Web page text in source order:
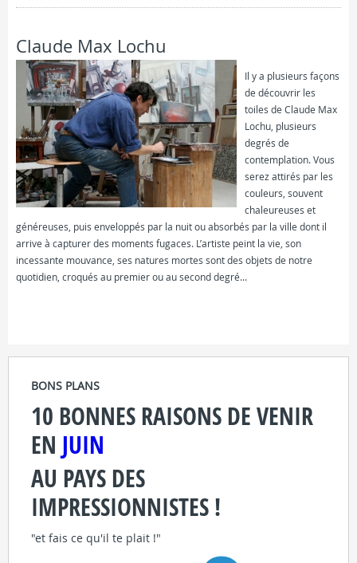
Claude Max Lochu
Il y a plusieurs façons
de découvrir les
toiles de Claude Max
Lochu, plusieurs
degrés de
contemplation. Vous
serez attirés par les
couleurs, souvent
chaleureuses et
généreuses, puis enveloppés par la nuit ou absorbés par la ville dont il
arrive à capturer des moments fugaces. L’artiste peint la vie, son
incessante mouvance, ses natures mortes sont des objets de notre
quotidien, croqués au premier ou au second degré...
BONS PLANS
10 BONNES RAISONS DE VENIR
EN JUIN
AU PAYS DES
IMPRESSIONNISTES !
"et fais ce qu'il te plait !"